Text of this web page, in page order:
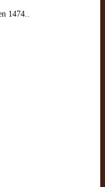
1474..